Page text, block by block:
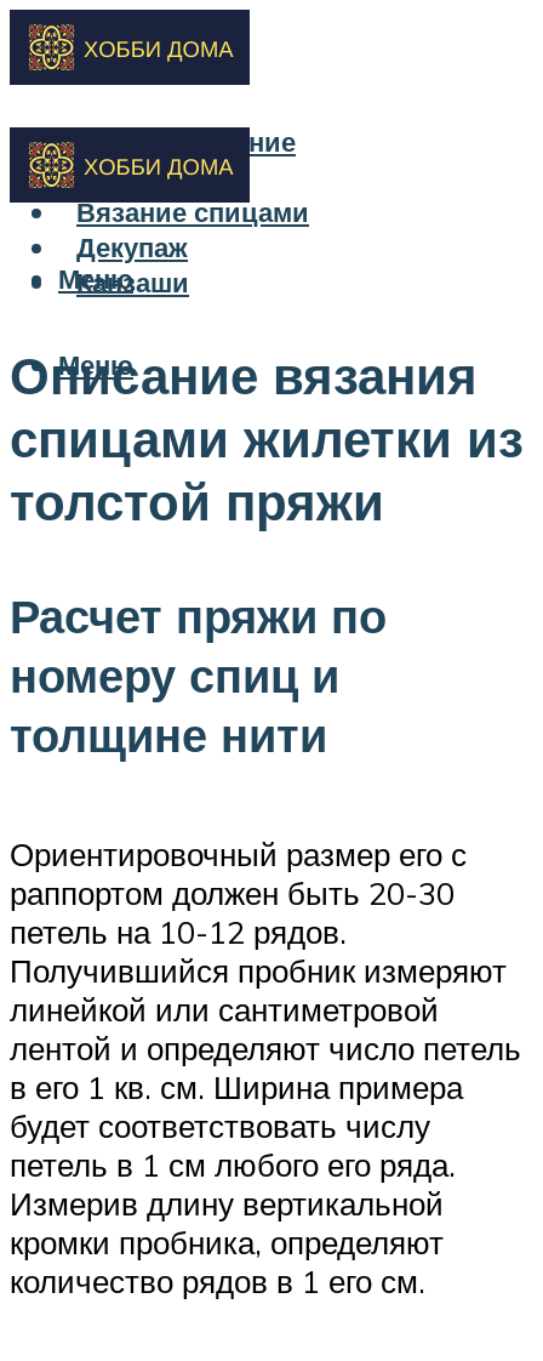
Бисероплетение
Вышивка
Вязание спицами
Декупаж
Канзаши
Меню
Меню
Описание вязания
спицами жилетки из
толстой пряжи
Расчет пряжи по
номеру спиц и
толщине нити
Ориентировочный размер его с
раппортом должен быть 20-30
петель на 10-12 рядов.
Получившийся пробник измеряют
линейкой или сантиметровой
лентой и определяют число петель
в его 1 кв. см. Ширина примера
будет соответствовать числу
петель в 1 см любого его ряда.
Измерив длину вертикальной
кромки пробника, определяют
количество рядов в 1 его см.